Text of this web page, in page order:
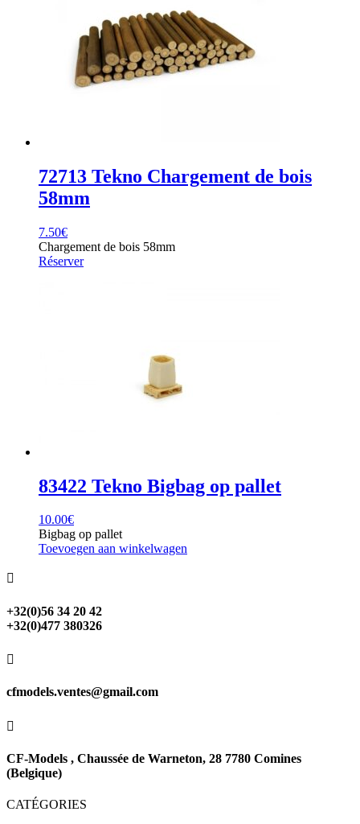
72713 Tekno Chargement de bois
58mm
7.50€
Chargement de bois 58mm
Réserver
83422 Tekno Bigbag op pallet
10.00€
Bigbag op pallet
Toevoegen aan winkelwagen

+32(0)56 34 20 42
+32(0)477 380326

cfmodels.ventes@gmail.com

CF-Models , Chaussée de Warneton, 28 7780 Comines
(Belgique)
CATÉGORIES